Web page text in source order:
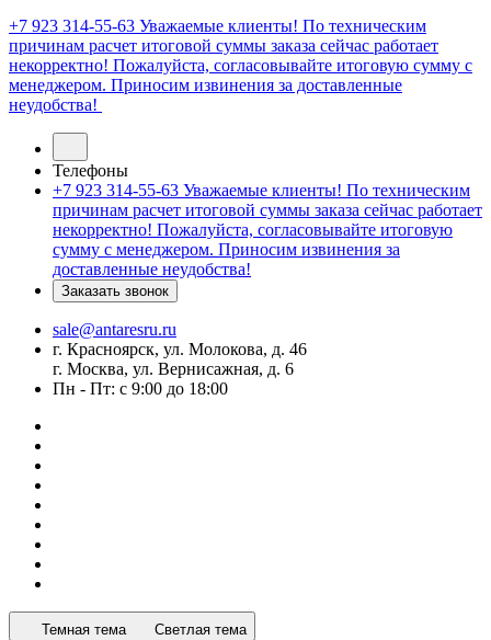
+7 923 314-55-63 Уважаемые клиенты! По техническим
причинам расчет итоговой суммы заказа сейчас работает
некорректно! Пожалуйста, согласовывайте итоговую сумму с
менеджером. Приносим извинения за доставленные
неудобства!
Телефоны
+7 923 314-55-63 Уважаемые клиенты! По техническим
причинам расчет итоговой суммы заказа сейчас работает
некорректно! Пожалуйста, согласовывайте итоговую
сумму с менеджером. Приносим извинения за
доставленные неудобства!
Заказать звонок
sale@antaresru.ru
г. Красноярск, ул. Молокова, д. 46
г. Москва, ул. Вернисажная, д. 6
Пн - Пт: с 9:00 до 18:00
Темная тема Светлая тема